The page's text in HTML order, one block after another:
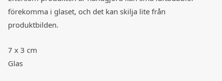
förekomma i glaset, och det kan skilja lite från
produktbilden.
7 x 3 cm
Glas